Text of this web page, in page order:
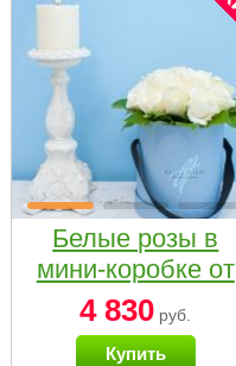
Белые розы в
мини-коробке от
Bella Fiori
4 830 руб.
Купить